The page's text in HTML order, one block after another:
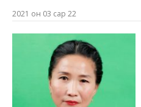
2021 он 03 сар 22